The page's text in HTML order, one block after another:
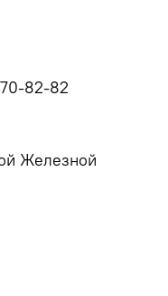
82-82
Железной